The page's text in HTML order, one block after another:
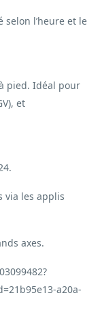
l’heure et le
pied. Idéal pour
et
via les applis
axes.
a20a-